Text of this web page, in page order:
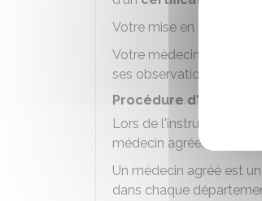
Votre mise en CLD est
Votre médecin traitant
ses observations et
Procédure
Lors de l'instruction de
médecin agréé.
Un médecin agréé est
dans chaque